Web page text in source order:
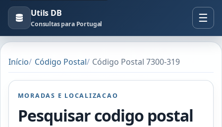
Utils DB
Consultas para Portugal
Início Código Postal Código Postal 7300-319
MORADAS E LOCALIZACAO
Pesquisar codigo postal